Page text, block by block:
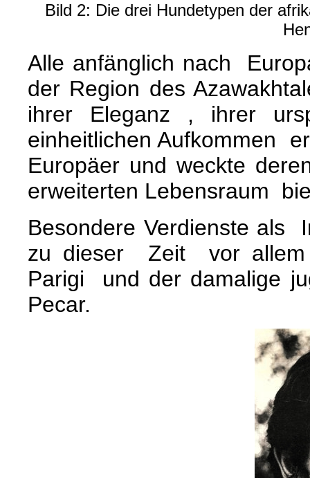
Bild 2: Die drei Hundetypen der
Alle anfänglich nach
der Region des
ihrer Eleganz , ihrer
einheitlichen Aufkommen
Europäer und weckte
erweiterten Lebensraum
Besondere Verdienste als
zu dieser Zeit vor allem
Parigi und der damalige
Pecar.